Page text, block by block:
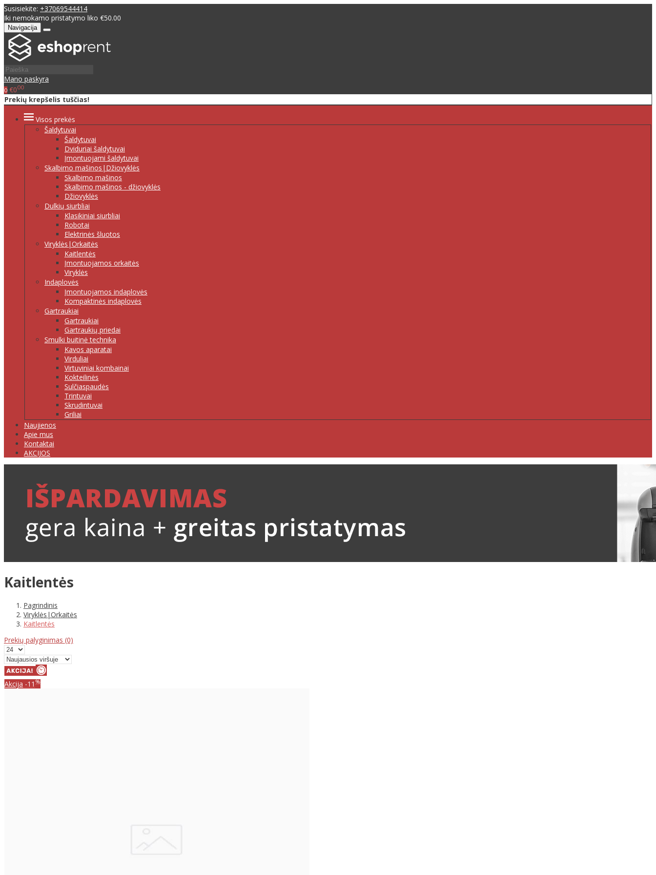
Susisiekite: +37069544414
Iki nemokamo pristatymo liko €50.00
Navigacija
Mano paskyra
0 €000
Prekių krepšelis tuščias!
Visos prekės
Šaldytuvai
Šaldytuvai
Dviduriai šaldytuvai
Įmontuojami šaldytuvai
Skalbimo mašinos|Džiovyklės
Skalbimo mašinos
Skalbimo mašinos - džiovyklės
Džiovyklės
Dulkių siurbliai
Klasikiniai siurbliai
Robotai
Elektrinės šluotos
Viryklės|Orkaitės
Kaitlentės
Įmontuojamos orkaitės
Viryklės
Indaplovės
Įmontuojamos indaplovės
Kompaktinės indaplovės
Gartraukiai
Gartraukiai
Gartraukių priedai
Smulki buitinė technika
Kavos aparatai
Virduliai
Virtuviniai kombainai
Kokteilinės
Sulčiaspaudės
Trintuvai
Skrudintuvai
Griliai
Naujienos
Apie mus
Kontaktai
AKCIJOS
Kaitlentės
Pagrindinis
Viryklės|Orkaitės
Kaitlentės
Prekių palyginimas (0)
Akcija -11 %